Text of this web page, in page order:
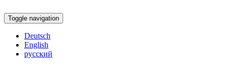
Toggle navigation
Deutsch
English
русский